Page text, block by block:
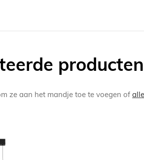
producten
ze aan het mandje toe te voegen of